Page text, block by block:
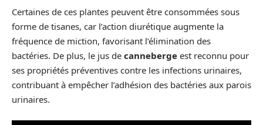
Certaines de ces plantes peuvent être consommées sous
forme de tisanes, car l’action diurétique augmente la
fréquence de miction, favorisant l’élimination des
bactéries. De plus, le jus de canneberge est reconnu pour
ses propriétés préventives contre les infections urinaires,
contribuant à empêcher l’adhésion des bactéries aux parois
urinaires.